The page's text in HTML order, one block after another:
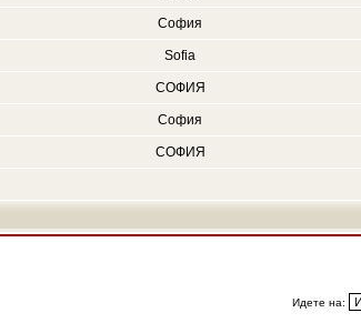
София
Sofia
СОФИЯ
София
СОФИЯ
Идете на: